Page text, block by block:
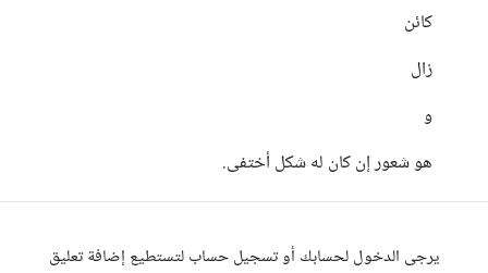
كائن
زال
و
هو شعور إن كان له شكل أختفى.
يرجى الدخول لحسابك أو تسجيل حساب لتستطيع إضافة تعليق